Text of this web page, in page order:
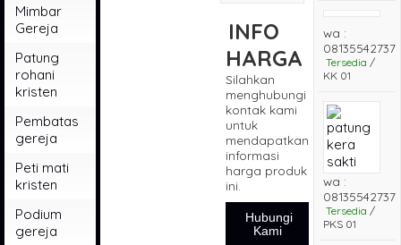
INFO
HARGA
Silahkan
menghubungi
kontak kami
untuk
mendapatkan
informasi
harga produk
ini.
Hubungi
Kami
wa :
Tersedia /
KK 01
wa :
Tersedia /
PKS 01
Mimbar
Gereja
Patung
rohani
kristen
Pembatas
gereja
Peti mati
kristen
Podium
gereja